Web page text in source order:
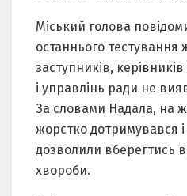
Міський голова
останнього тестування
заступників,
і управлінь ради не
За словами Надала, на
жорстко дотримувався
дозволили вберегтись
хвороби.